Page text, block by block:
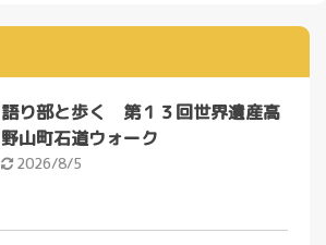
語り部と歩く 第１３回世界遺産高
野山町石道ウォーク
2026/8/5